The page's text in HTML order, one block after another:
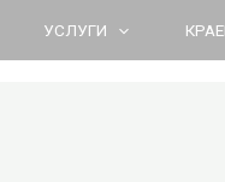
УСЛУГИ